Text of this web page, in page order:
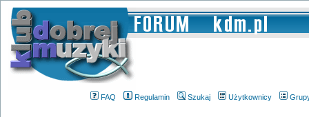
FAQ Regulamin Szukaj Użytkownicy